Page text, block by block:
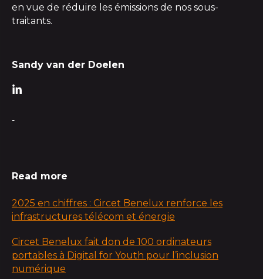
en vue de réduire les émissions de nos sous-
traitants.
Sandy van der Doelen
-
Read more
2025 en chiffres : Circet Benelux renforce les
infrastructures télécom et énergie
Circet Benelux fait don de 100 ordinateurs
portables à Digital for Youth pour l’inclusion
numérique